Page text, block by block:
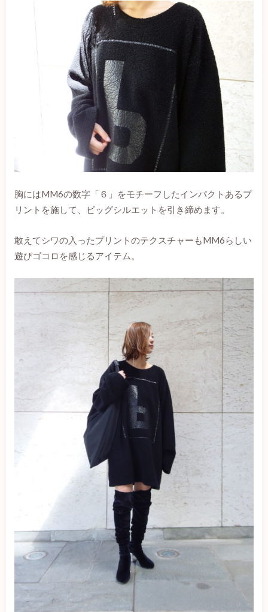
胸にはMM6の数字「６」をモチーフしたインパクトあるプ
リントを施して、ビッグシルエットを引き締めます。
敢えてシワの入ったプリントのテクスチャーもMM6らしい
遊びゴコロを感じるアイテム。